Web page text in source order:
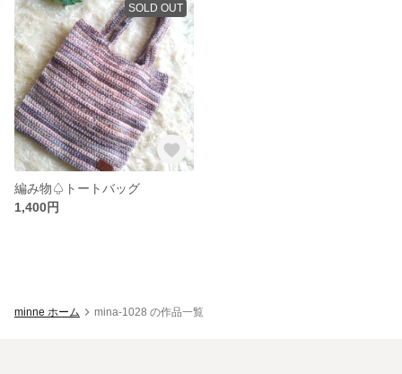
SOLD OUT
編み物♤トートバッグ
1,400円
minne ホーム mina-1028 の作品一覧